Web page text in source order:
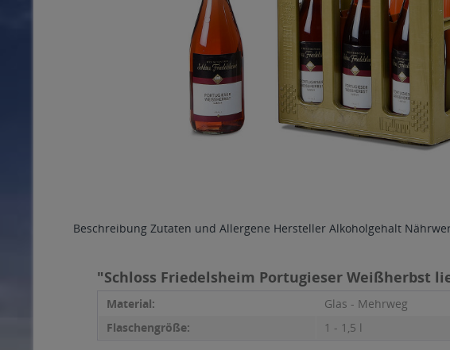
Beschreibung Zutaten und Allergene Hersteller Alkoholgehalt
"Schloss Friedelsheim Portugieser Weißherbst
Material:
Glas - Mehrweg
Flaschengröße:
1 - 1,5 l